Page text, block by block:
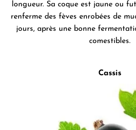
longueur. Sa coque est jaune ou
renferme des fèves enrobées de
jours, après une bonne
comestibles.
Cassis